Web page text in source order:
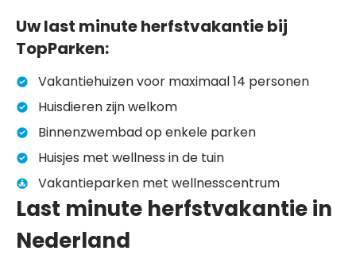
Uw last minute herfstvakantie bij
TopParken:
Vakantiehuizen voor maximaal 14 personen
Huisdieren zijn welkom
Binnenzwembad op enkele parken
Huisjes met wellness in de tuin
Vakantieparken met wellnesscentrum
Last minute herfstvakantie in
Nederland